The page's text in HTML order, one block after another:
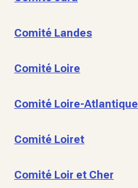
Comité Landes
Comité Loire
Comité Loire-Atlantique
Comité Loiret
Comité Loir et Cher